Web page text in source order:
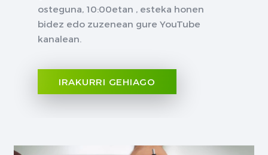
osteguna, 10:00etan , esteka honen
bidez edo zuzenean gure YouTube
kanalean.
IRAKURRI GEHIAGO